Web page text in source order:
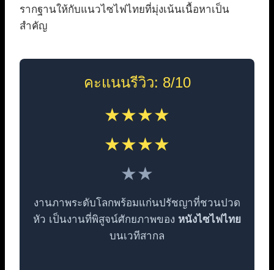
รากฐานให้กับแนวไซไฟไทยที่มุ่งเน้นเนื้อหาเป็น
สำคัญ
คะแนนรีวิว: 8/10
★★★★
★★★★
★★
งานภาพระดับโลกพร้อมแก่นปรัชญาที่ชวนปวด
หัว เป็นงานที่พิสูจน์ศักยภาพของ หนังไซไฟไทย
บนเวทีสากล